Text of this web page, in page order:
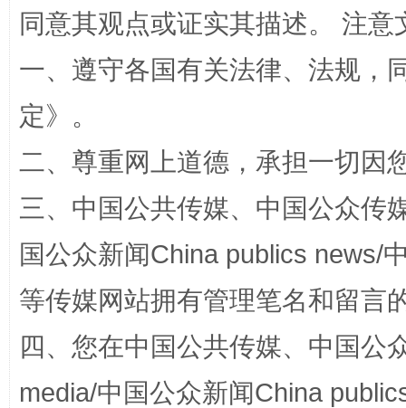
全民健身五年计划来了！等你上场
阿坝州三大球赛在茂县开幕 规模
同意其观点或证实其描述。 注
一、遵守各国有关法律、法规，
定》。
二、尊重网上道德，承担一切因
三、中国公共传媒、中国公众传
国公众新闻China publics news/
等传媒网站拥有管理笔名和留言
四、您在中国公共传媒、中国公
media/中国公众新闻China